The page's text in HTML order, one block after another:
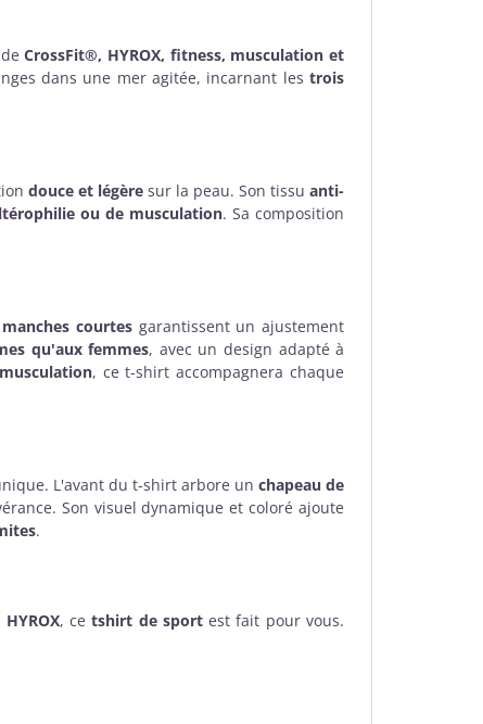
deCrossFit®, HYROX, fitness, musculation et
dans une mer agitée, incarnant lestrois
douce et légèresur la peau. Son tissuanti-
ou de musculation. Sa composition
courtes garantissent un ajustement
qu'aux femmes, avec un design adapté à
, ce t-shirt accompagnera chaque
L'avant du t-shirt arbore un chapeau de
Son visuel dynamique et coloré ajoute
.
, cetshirt de sportest fait pour vous.